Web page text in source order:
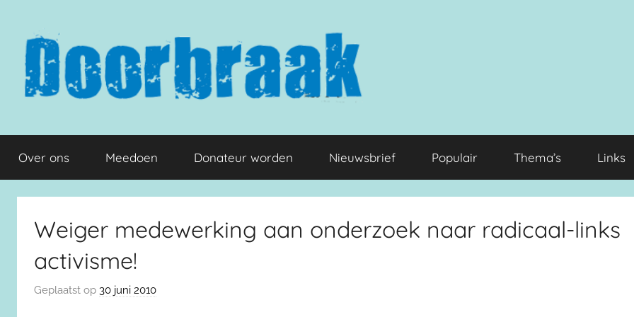
inhoud
springen
Doorbraak.eu
Over ons Meedoen Donateur worden Nieuwsbrief Populair Thema’s Links
Weiger medewerking aan onderzoek naar radicaal-links
activisme!
Geplaatst op 30 juni 2010